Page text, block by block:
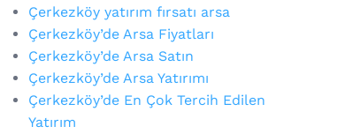
Çerkezköy yatırım fırsatı arsa
Çerkezköy’de Arsa Fiyatları
Çerkezköy’de Arsa Satın
Çerkezköy’de Arsa Yatırımı
Çerkezköy’de En Çok Tercih Edilen
Yatırım